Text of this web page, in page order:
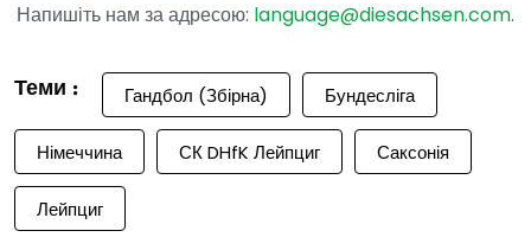
Напишіть нам за адресою: language@diesachsen.com.
Теми : Гандбол (Збірна) Бундесліга
Німеччина СК DHfK Лейпциг Саксонія
Лейпциг